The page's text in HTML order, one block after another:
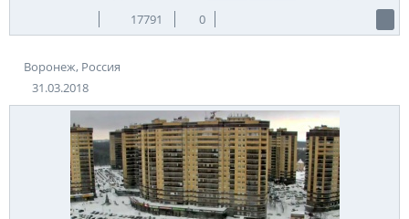
17791 0
Воронеж, Россия
31.03.2018